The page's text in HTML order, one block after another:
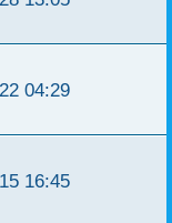
04:29
16:45